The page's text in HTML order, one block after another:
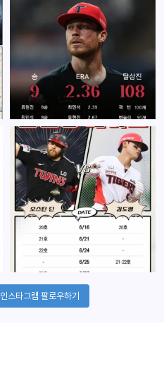
인스타그램 팔로우하기